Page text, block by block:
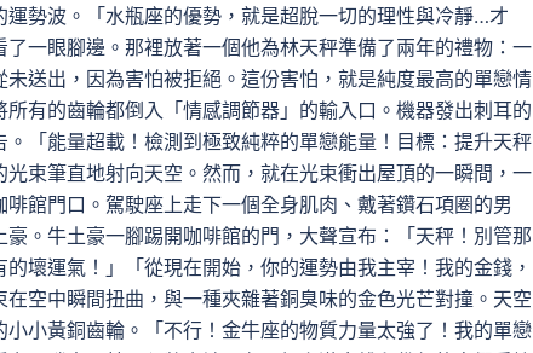
勢波。「水瓶座的優勢，就是超脫一切的理性與冷靜…才
一眼腳邊。那裡放著一個他為林天秤準備了兩年的禮物：一
送出，因為害怕被拒絕。這份害怕，就是純度最高的單戀情
有的齒輪都倒入「情感調節器」的輸入口。機器發出刺耳的
「能量超載！檢測到極致純粹的單戀能量！目標：提升天秤
束筆直地射向天空。然而，就在光束衝出屋頂的一瞬間，一
館門口。駕駛座上走下一個全身肌肉、戴著鑽石項圈的男
。牛土豪一腳踢開咖啡館的門，大聲宣布：「天秤！別管那
壞運氣！」「從現在開始，你的運勢由我主宰！我的金錢，
空中瞬間扭曲，與一種夾雜著銅臭味的金色光芒對撞。天空
小黃銅齒輪。「不行！金牛座的物質力量太強了！我的單戀